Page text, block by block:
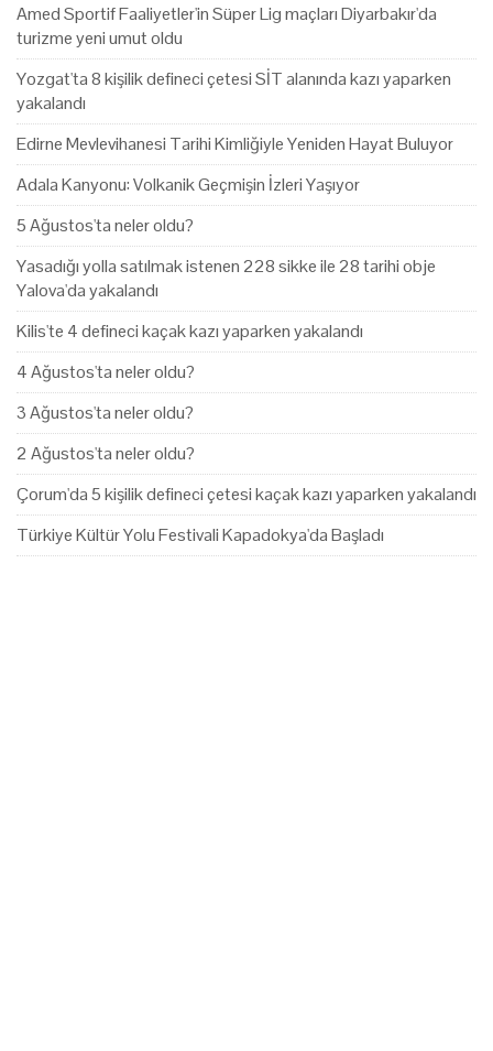
Amed Sportif Faaliyetler'in Süper Lig maçları Diyarbakır'da
turizme yeni umut oldu
Yozgat'ta 8 kişilik defineci çetesi SİT alanında kazı yaparken
yakalandı
Edirne Mevlevihanesi Tarihi Kimliğiyle Yeniden Hayat Buluyor
Adala Kanyonu: Volkanik Geçmişin İzleri Yaşıyor
5 Ağustos'ta neler oldu?
Yasadığı yolla satılmak istenen 228 sikke ile 28 tarihi obje
Yalova'da yakalandı
Kilis'te 4 defineci kaçak kazı yaparken yakalandı
4 Ağustos'ta neler oldu?
3 Ağustos'ta neler oldu?
2 Ağustos'ta neler oldu?
Çorum'da 5 kişilik defineci çetesi kaçak kazı yaparken yakalandı
Türkiye Kültür Yolu Festivali Kapadokya'da Başladı